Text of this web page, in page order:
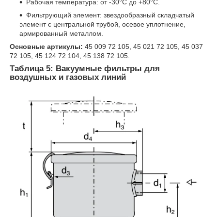
Рабочая температура: от -30°C до +80°C.
Фильтрующий элемент: звездообразный складчатый
элемент с центральной трубой, осевое уплотнение,
армированный металлом.
Основные артикулы: 45 009 72 105, 45 021 72 105, 45 037
72 105, 45 124 72 104, 45 138 72 105.
Таблица 5: Вакуумные фильтры для
воздушных и газовых линий